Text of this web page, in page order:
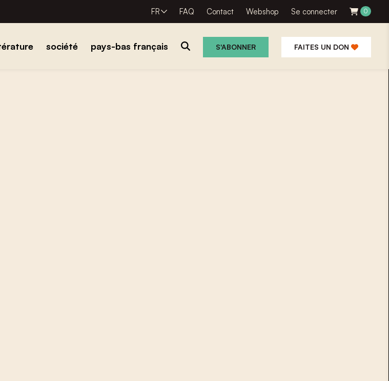
FR FAQ Contact Webshop Se connecter 0
société pays-bas français S'ABONNER FAITES UN DON